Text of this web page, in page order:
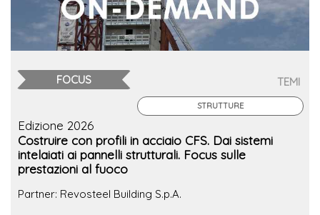
FOCUS TEMI
STRUTTURE
Edizione 2026
Costruire con profili in acciaio CFS. Dai sistemi
intelaiati ai pannelli strutturali. Focus sulle
prestazioni al fuoco
Partner: Revosteel Building S.p.A.